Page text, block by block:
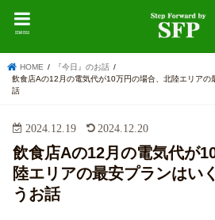
menu
HOME
『今日』のお話
飲食店Aの12月の電気代が10万円の場合、北陸エリアの
話
2024.12.19 2024.12.20
飲食店Aの12月の電気代が
陸エリアの最安プランはい
うお話